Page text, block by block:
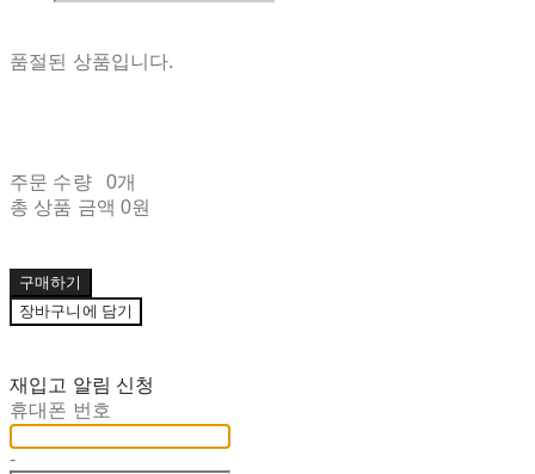
품절된 상품입니다.
주문 수량
0개
총 상품 금액 0원
구매하기
장바구니에 담기
재입고 알림 신청
휴대폰 번호
-